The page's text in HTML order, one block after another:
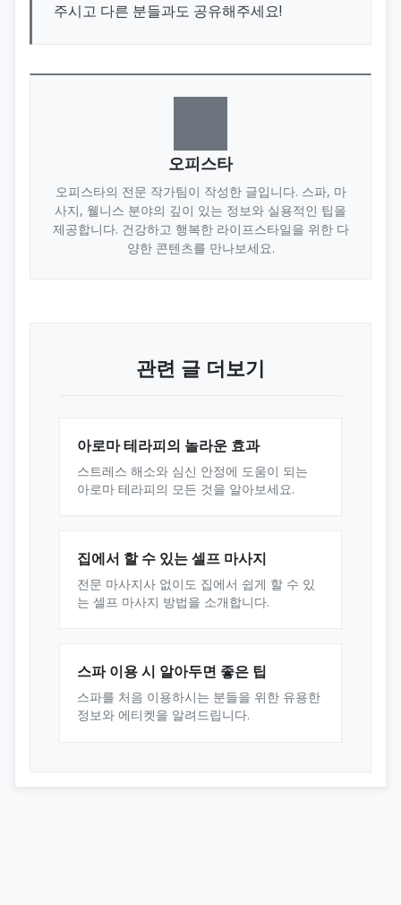
주시고 다른 분들과도 공유해주세요!
오피스타
오피스타의 전문 작가팀이 작성한 글입니다. 스파, 마
사지, 웰니스 분야의 깊이 있는 정보와 실용적인 팁을
제공합니다. 건강하고 행복한 라이프스타일을 위한 다
양한 콘텐츠를 만나보세요.
관련 글 더보기
아로마 테라피의 놀라운 효과
스트레스 해소와 심신 안정에 도움이 되는
아로마 테라피의 모든 것을 알아보세요.
집에서 할 수 있는 셀프 마사지
전문 마사지사 없이도 집에서 쉽게 할 수 있
는 셀프 마사지 방법을 소개합니다.
스파 이용 시 알아두면 좋은 팁
스파를 처음 이용하시는 분들을 위한 유용한
정보와 에티켓을 알려드립니다.